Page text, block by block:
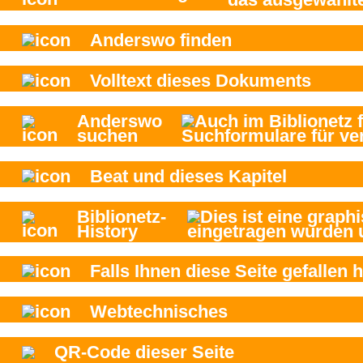
Anderswo finden
Volltext dieses Dokuments
Anderswo
suchen
Beat und dieses Kapitel
Biblionetz-
History
Falls Ihnen diese Seite gefallen
Webtechnisches
QR-Code dieser Seite